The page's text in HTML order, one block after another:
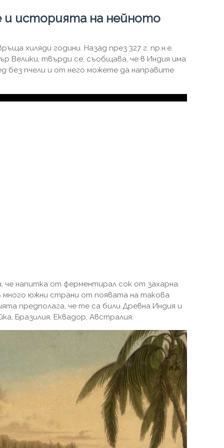
историята на нейното
хиляди години. Назад през 327 г. пр.н.е.
Велики, твърди се, съобщава, че в Индия има
без пчели и от него можете да направите
че напитка от ферментирал сок от захарна
южни страни от появата на такова
предполага, че те са били Древна Индия и
Бразилия, Еквадор, Австралия.